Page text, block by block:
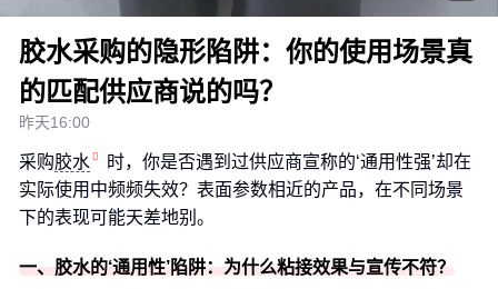
胶水采购的隐形陷阱：你的使用场景真
的匹配供应商说的吗？
昨天16:00
采购胶水
时，你是否遇到过供应商宣称的‘通用性强’却在
实际使用中频频失效？表面参数相近的产品，在不同场景
下的表现可能天差地别。
一、胶水的‘通用性’陷阱：为什么粘接效果与宣传不符？